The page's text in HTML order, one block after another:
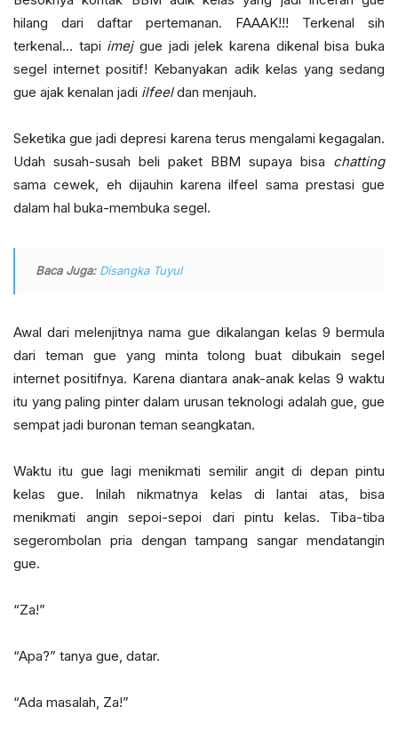
hilang dari daftar pertemanan. FAAAK!!! Terkenal sih
terkenal… tapi imejgue jadi jelek karena dikenal bisa buka
segel internet positif! Kebanyakan adik kelas yang sedang
gue ajak kenalan jadi ilfeeldan menjauh.
Seketika gue jadi depresi karena terus mengalami kegagalan.
Udah susah-susah beli paket BBM supaya bisa chatting
sama cewek, eh dijauhin karena ilfeel sama prestasi gue
dalam hal buka-membuka segel.
Baca Juga: Disangka Tuyul
Awal dari melenjitnya nama gue dikalangan kelas 9 bermula
dari teman gue yang minta tolong buat dibukain segel
internet positifnya. Karena diantara anak-anak kelas 9 waktu
itu yang paling pinter dalam urusan teknologi adalah gue, gue
sempat jadi buronan teman seangkatan.
Waktu itu gue lagi menikmati semilir angit di depan pintu
kelas gue. Inilah nikmatnya kelas di lantai atas, bisa
menikmati angin sepoi-sepoi dari pintu kelas. Tiba-tiba
segerombolan pria dengan tampang sangar mendatangin
gue.
“Za!”
“Apa?” tanya gue, datar.
“Ada masalah, Za!”